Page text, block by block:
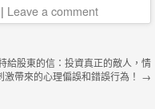
| Leave a comment
給股東的信：投資真正的敵人，情
激帶來的心理偏誤和錯誤行為！ →